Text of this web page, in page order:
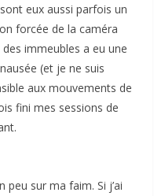
eux aussi parfois un
forcée de la caméra
immeubles a eu une
(et je ne suis
aux mouvements de
fini mes sessions de
peu sur ma faim. Si j’ai